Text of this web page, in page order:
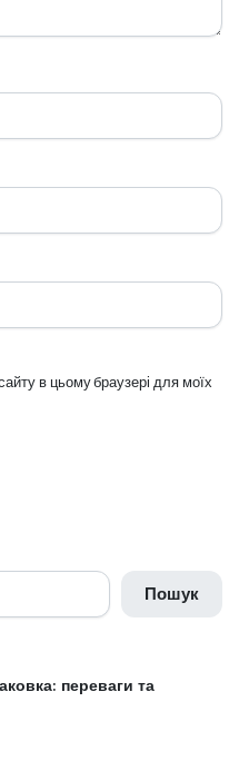
в цьому браузері для моїх
Пошук
переваги та